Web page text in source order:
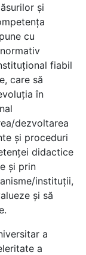
și
cu
fiabil
care să
în
dezvoltarea
și proceduri
didactice
și prin
instituții,
și să
a
a